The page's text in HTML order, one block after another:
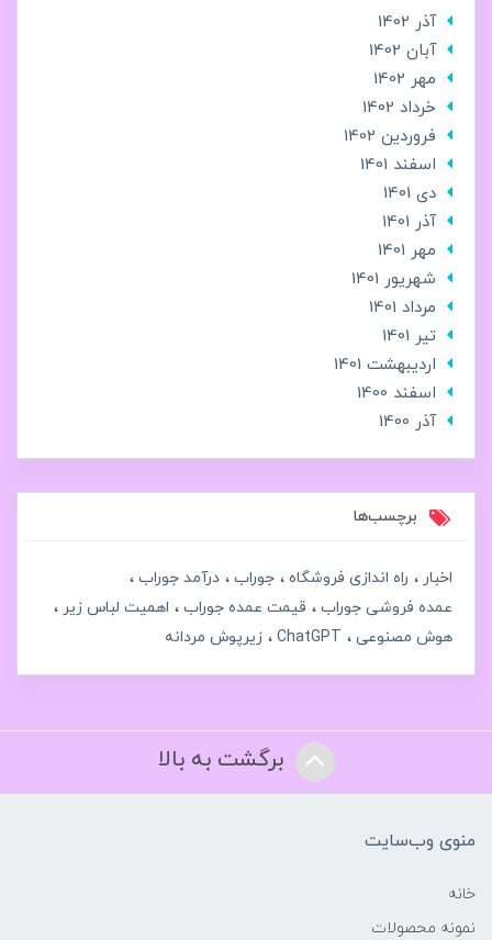
آذر 1402
آبان 1402
مهر 1402
خرداد 1402
فروردین 1402
اسفند 1401
دی 1401
آذر 1401
مهر 1401
شهریور 1401
مرداد 1401
تير 1401
ارديبهشت 1401
اسفند 1400
آذر 1400
برچسب‌ها
اخبار راه اندازی فروشگاه جوراب
درآمد جوراب
عمده فروشی جوراب
قیمت عمده جوراب
اهمیت لباس زیر
هوش مصنوعی
ChatGPT زیرپوش مردانه
برگشت به بالا
منوی وب‌سایت
خانه
نمونه محصولات